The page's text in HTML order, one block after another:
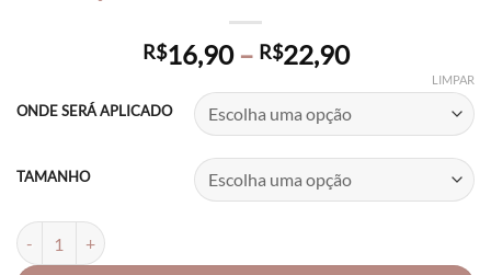
R$16,90 – R$22,90Price
R$16,90
through
R$22,90
ONDE SERÁ APLICADO
TAMANHO
LIMPAR
LAÇO DE FITA MEL GRAVATINHA quantidade